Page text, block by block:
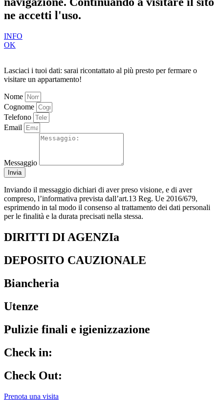
ne accetti l'uso.
INFO
OK
Lasciaci i tuoi dati: sarai ricontattato al più presto per fermare o
visitare un appartamento!
Nome
Cognome
Telefono
Email
Messaggio
Invia
Inviando il messaggio dichiari di aver preso visione, e di aver
compreso, l’informativa prevista dall’art.13 Reg. Ue 2016/679,
esprimendo in tal modo il consenso al trattamento dei dati personali
per le finalità e la durata precisati nella stessa.
DIRITTI DI AGENZIa
DEPOSITO CAUZIONALE
Biancheria
Utenze
Pulizie finali e igienizzazione
Check in:
Check Out:
Prenota una visita